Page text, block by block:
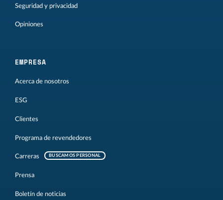
Seguridad y privacidad
Opiniones
EMPRESA
Acerca de nosotros
ESG
Clientes
Programa de revendedores
Carreras BUSCAMOS PERSONAL
Prensa
Boletín de noticias